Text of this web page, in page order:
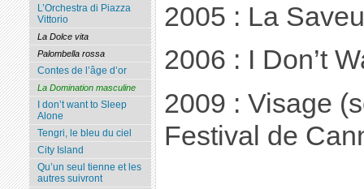
2005 : La
2006 : I Don’t
2009 : Visage
Festival de
L’Orchestra di Piazza
Vittorio
La Dolce vita
Palombella rossa
Contes de l’âge d’or
La Domination masculine
I don’t want to Sleep
Alone
Tengri, le bleu du ciel
City Island
Qu’un seul tienne et les
autres suivront